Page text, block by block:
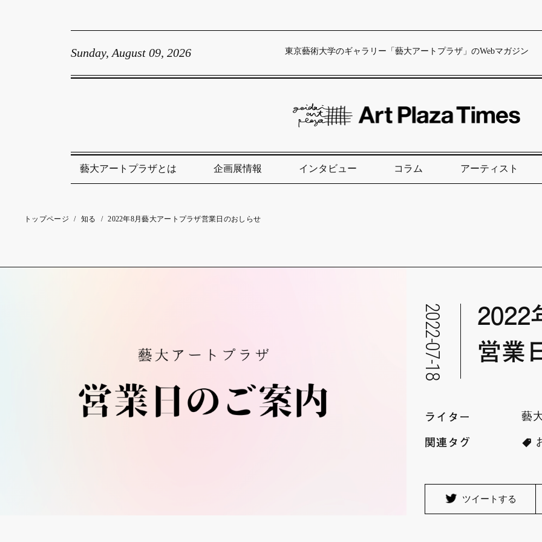
Sunday, August 09, 2026 東京藝術大学のギャラリー「藝大アートプラザ」のWebマガジン
藝大アートプラザとは 企画展情報 インタビュー コラム アーティスト
トップページ / 知る / 2022年8月藝大アートプラザ営業日のおしらせ
2022-07-18
2022
営業
ライター 藝
関連タグ
ツイートする